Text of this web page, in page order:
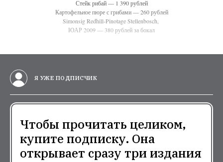
Стейк рибай — 1 390 рублей
Картофельное пюре с грибами — 260 рублей
Simonsig Redhill-Pinotage Stellenbosch,
ЮАР 2009 — 380 рублей за бокал
Я УЖЕ ПОДПИСЧИК
Чтобы прочитать целиком,
купите подписку. Она
открывает сразу три издания